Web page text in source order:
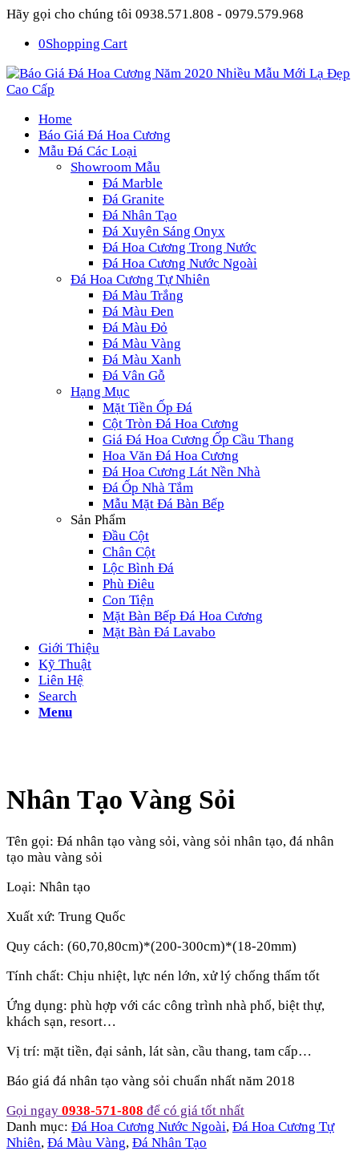
Hãy gọi cho chúng tôi 0938.571.808 - 0979.579.968
0Shopping Cart
Home
Báo Giá Đá Hoa Cương
Mẫu Đá Các Loại
Showroom Mẫu
Đá Marble
Đá Granite
Đá Nhân Tạo
Đá Xuyên Sáng Onyx
Đá Hoa Cương Trong Nước
Đá Hoa Cương Nước Ngoài
Đá Hoa Cương Tự Nhiên
Đá Màu Trắng
Đá Màu Đen
Đá Màu Đỏ
Đá Màu Vàng
Đá Màu Xanh
Đá Vân Gỗ
Hạng Mục
Mặt Tiền Ốp Đá
Cột Tròn Đá Hoa Cương
Giá Đá Hoa Cương Ốp Cầu Thang
Hoa Văn Đá Hoa Cương
Đá Hoa Cương Lát Nền Nhà
Đá Ốp Nhà Tắm
Mẫu Mặt Đá Bàn Bếp
Sản Phẩm
Đầu Cột
Chân Cột
Lộc Bình Đá
Phù Điêu
Con Tiện
Mặt Bàn Bếp Đá Hoa Cương
Mặt Bàn Đá Lavabo
Giới Thiệu
Kỹ Thuật
Liên Hệ
Search
Menu
Nhân Tạo Vàng Sỏi
Tên gọi: Đá nhân tạo vàng sỏi, vàng sỏi nhân tạo, đá nhân
tạo màu vàng sỏi
Loại: Nhân tạo
Xuất xứ: Trung Quốc
Quy cách: (60,70,80cm)*(200-300cm)*(18-20mm)
Tính chất: Chịu nhiệt, lực nén lớn, xử lý chống thấm tốt
Ứng dụng: phù hợp với các công trình nhà phố, biệt thự,
khách sạn, resort…
Vị trí: mặt tiền, đại sảnh, lát sàn, cầu thang, tam cấp…
Báo giá đá nhân tạo vàng sỏi chuẩn nhất năm 2018
Gọi ngay 0938-571-808 để có giá tốt nhất
Danh mục: Đá Hoa Cương Nước Ngoài, Đá Hoa Cương Tự
Nhiên, Đá Màu Vàng, Đá Nhân Tạo